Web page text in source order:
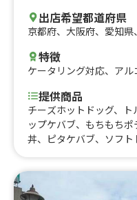
ポテト (塩・チーズ･ケ
ロングポテト(明太マヨ)
ポテト(ケチャップ)、ロ
モネード)、かき氷(ゆず
(レモン)、かき氷(ブル
(マンゴー)、かき氷(イチ
ン、アサヒスーパード
のバターチキンカレー
り、自家製レモネード
出店希望都道府県
京都府、 大阪府、 愛知県、
特徴
ケータリング対応、 アル
提供商品
チーズホットドッグ、
ップケバブ、もちもち
丼、ピタケバブ、ソフ
ク